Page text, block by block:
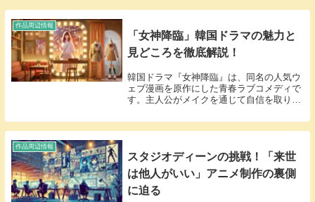
作品周辺情報
「女神降臨」韓国ドラマの魅力と
見どころを徹底解説！
韓国ドラマ『女神降臨』は、同名の人気ウ
ェブ漫画を原作にした青春ラブコメディで
す。主人公がメイクを通じて自信を取り戻
びました。今回は、『女神降臨』の基本情
報から魅力的なキャラクター、注目のポイ
作品周辺情報
スタジオディーンの挑戦！「来世
は他人がいい」アニメ制作の裏側
に迫る